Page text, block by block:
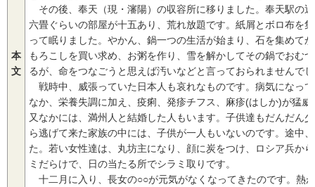
本
文
その後、奉天（現・瀋陽）の収容所に移りました。奉天駅の
六畳ぐらいの部屋が十五あり、荒れ放題です。紙屑とボロ布を
って眠りました。やかん、鍋一つの生活が始まり、石を集めて
もろこしを買い求め、お粥を作り、雪を解かしてその鍋でおむ
るが、命をつなごうと思えば汚いなどと言っておられませんで
戦時中、威張っていた日本人も哀れなものです。病気になっ
なか、栄養失調に加え、疫痢、発疹チフス、麻疹(はしか)が猛
又なかには、満州人と結婚した人もいます。子供達もだんだん
ら逃げて来た家族の中には、子供が一人もいないのです。途中
た。若い女性達は、丸坊主になり、顔に炭をつけ、ロシア兵か
ミだらけで、日の当たる所でシラミ取りです。
十二月に入り、長女の○○が元気がなくなってきたのです。熱